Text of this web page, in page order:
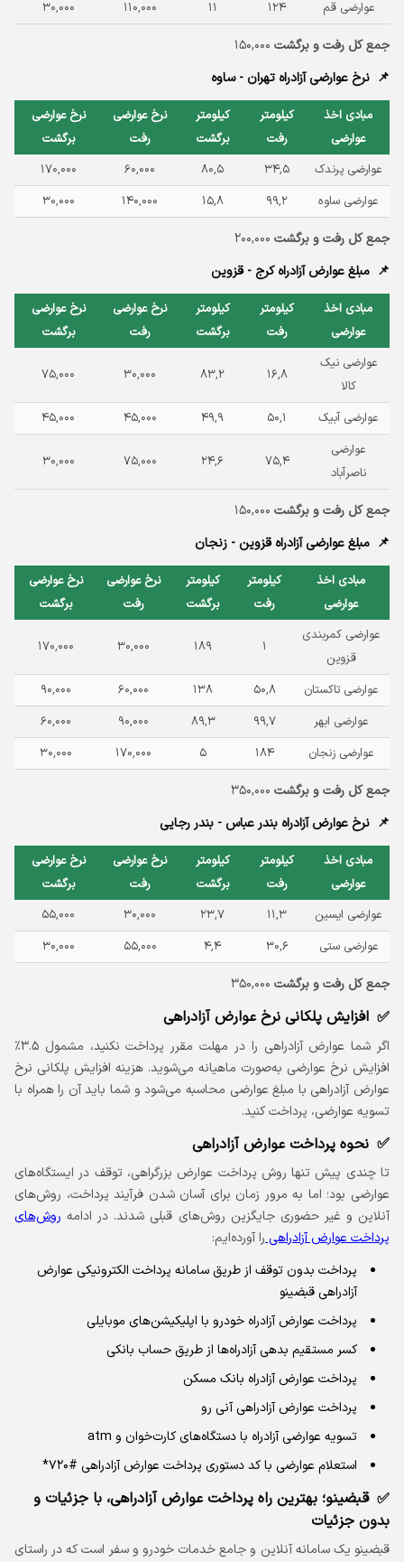
عوارضی قم ۱۲۴ ۱۱ ۱۱۰,۰۰۰ ۳۰,۰۰۰
جمع کل رفت و برگشت ۱۵۰,۰۰۰
نرخ عوارضی آزادراه تهران - ساوه
مبادی اخذ
عوارضی
کیلومتر
رفت
کیلومتر
برگشت
نرخ عوارضی
رفت
نرخ عوارضی
برگشت
عوارضی پرندک
۳۴,۵ ۸۰,۵ ۶۰,۰۰۰
۱۷۰,۰۰۰
عوارضی ساوه
۹۹,۲ ۱۵,۸ ۱۴۰,۰۰۰ ۳۰,۰۰۰
جمع کل رفت و برگشت ۲۰۰,۰۰۰
مبلغ عوارض آزادراه کرج - قزوین
مبادی اخذ
عوارضی
کیلومتر
رفت
کیلومتر
برگشت
نرخ عوارضی
رفت
نرخ عوارضی
برگشت
عوارضی نیک
کالا
۱۶,۸ ۸۳,۲ ۳۰,۰۰۰ ۷۵,۰۰۰
عوارضی آبیک ۵۰,۱ ۴۹,۹ ۴۵,۰۰۰
۴۵,۰۰۰
عوارضی
ناصرآباد
۷۵,۴ ۲۴,۶ ۷۵,۰۰۰ ۳۰,۰۰۰
جمع کل رفت و برگشت ۱۵۰,۰۰۰
مبلغ عوارضی آزادراه قزوین - زنجان
مبادی اخذ
عوارضی
کیلومتر
رفت
کیلومتر
برگشت
نرخ عوارضی
رفت
نرخ عوارضی
برگشت
عوارضی کمربندی
قزوین
۱ ۱۸۹ ۳۰,۰۰۰ ۱۷۰,۰۰۰
عوارضی تاکستان ۵۰,۸ ۱۳۸ ۶۰,۰۰۰
۹۰,۰۰۰
عوارضی ابهر
۹۹,۷ ۸۹,۳ ۹۰,۰۰۰
۶۰,۰۰۰
عوارضی زنجان
۱۸۴ ۵ ۱۷۰,۰۰۰ ۳۰,۰۰۰
جمع کل رفت و برگشت ۳۵۰,۰۰۰
نرخ عوارض آزادراه بندر عباس - بندر رجایی
مبادی اخذ
عوارضی
کیلومتر
رفت
کیلومتر
برگشت
نرخ عوارضی
رفت
نرخ عوارضی
برگشت
عوارضی ایسین
۱۱,۳ ۲۳,۷ ۳۰,۰۰۰
۵۵,۰۰۰
عوارضی ستی
۳۰,۶ ۴,۴ ۵۵,۰۰۰ ۳۰,۰۰۰
جمع کل رفت و برگشت ۳۵۰,۰۰۰
افزایش پلکانی نرخ عوارض آزادراهی
اگر شما عوارض آزادراهی را در مهلت مقرر پرداخت نکنید، مشمول ۳.۵٪
افزایش نرخ عوارضی به‌صورت ماهیانه می‌شوید. هزینه افزایش پلکانی نرخ
عوارض آزادراهی با مبلغ عوارضی محاسبه می‌شود و شما باید آن را همراه با
تسویه عوارضی، پرداخت کنید.
نحوه پرداخت عوارض آزادراهی
تا چندی پیش تنها روش پرداخت عوارض بزرگراهی، توقف در ایستگاه‌های
عوارضی بود؛ اما به مرور زمان برای آسان شدن فرآیند پرداخت، روش‌های
آنلاین و غیر حضوری جایگزین روش‌های قبلی شدند. در ادامه روش‌های
پرداخت عوارض آزادراهیرا آورده‌ایم:
پرداخت بدون توقف از طریق سامانه‌ پرداخت الکترونیکی عوارض
آزادراهی قبضینو
پرداخت عوارض آزادراه خودرو با اپلیکیشن‌های موبایلی
کسر مستقیم بدهی آزادراه‌ها از طریق حساب بانکی
پرداخت عوارض آزادراه بانک مسکن
پرداخت عوارض آزادراهی آنی‌ رو
تسویه عوارضی آزادراه با دستگاه‌های کارت‌خوان و atm
استعلام عوارضی با کد دستوری پرداخت عوارض آزادراهی #720*
قبضینو؛ بهترین راه پرداخت عوارض آزادراهی، با جزئیات و
بدون جزئیات
قبضینو یک سامانه آنلاین و جامع خدمات خودرو و سفر است که در راستای